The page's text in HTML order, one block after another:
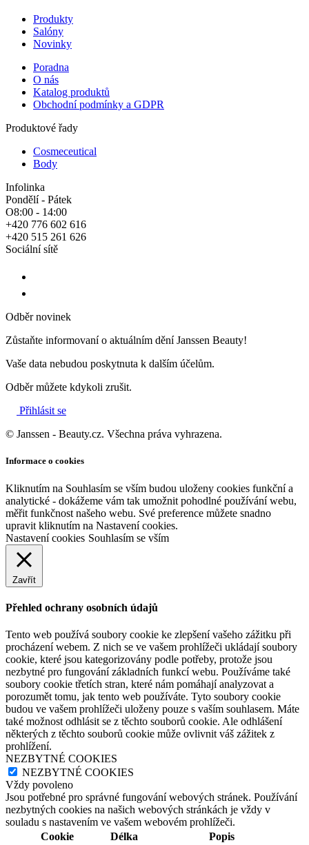
Produkty
Salóny
Novinky
Poradna
O nás
Katalog produktů
Obchodní podmínky a GDPR
Produktové řady
Cosmeceutical
Body
Infolinka
Pondělí - Pátek
O8:00 - 14:00
+420 776 602 616
+420 515 261 626
Sociální sítě
Odběr novinek
Zůstaňte informovaní o aktuálním dění Janssen Beauty!
Vaše data nebudou poskytnuta k dalším účelům.
Odběr můžete kdykoli zrušit.
Přihlásit se
© Janssen - Beauty.cz. Všechna práva vyhrazena.
Informace o cookies
Kliknutím na Souhlasím se vším budou uloženy cookies funkční a
analytické - dokážeme vám tak umožnit pohodlné používání webu,
měřit funkčnost našeho webu. Své preference můžete snadno
upravit kliknutím na Nastavení cookies.
Nastavení cookies Souhlasím se vším
Zavřít
Přehled ochrany osobních údajů
Tento web používá soubory cookie ke zlepšení vašeho zážitku při
procházení webem. Z nich se ve vašem prohlížeči ukládají soubory
cookie, které jsou kategorizovány podle potřeby, protože jsou
nezbytné pro fungování základních funkcí webu. Používáme také
soubory cookie třetích stran, které nám pomáhají analyzovat a
porozumět tomu, jak tento web používáte. Tyto soubory cookie
budou ve vašem prohlížeči uloženy pouze s vaším souhlasem. Máte
také možnost odhlásit se z těchto souborů cookie. Ale odhlášení
některých z těchto souborů cookie může ovlivnit váš zážitek z
prohlížení.
NEZBYTNÉ COOKIES
NEZBYTNÉ COOKIES
Vždy povoleno
Jsou potřebné pro správné fungování webových stránek. Používání
nezbytných cookies na našich webových stránkách je vždy v
souladu s nastavením ve vašem webovém prohlížeči.
Cookie
Délka Popis